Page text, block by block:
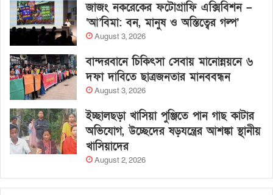
জাজং নকরেকের ফটোগ্রাফি এক্সিবিশন –
‘আ’বিমা: বন, মানুষ ও অস্তিত্বের গল্প’
August 3, 2026
বান্দরবানে চিকিৎসা সেবায় মানোন্নয়নে ৬
দফা দাবিতে ছাত্রজনতার মানববন্ধন
August 3, 2026
ইচ্ছালছড়া খাসিয়া পুঞ্জিতে পান গাছ কাটার
অভিযোগ, উচ্ছেদের ষড়যন্ত্রের আশঙ্কা স্থানীয়
খাসিয়াদের
August 2, 2026